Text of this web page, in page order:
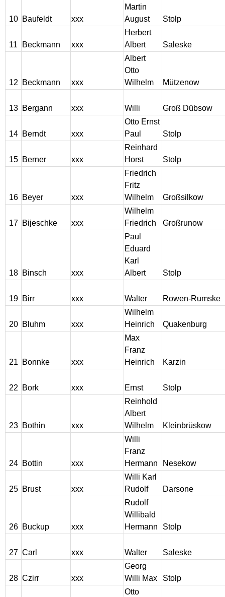
Standesamt I Berlin -
1939-1955 für Pommern
Elbinger Anzeigen
Altpreussische Zeitung
Hinterpommersche
Bauernlisten 17. Jh
Gedichte aus Pommern
Kontakt
10 Baufeldt xxx
Martin
August
Stolp
11 Beckmann xxx
Herbert
Albert
Saleske
12 Beckmann xxx
Albert
Otto
Wilhelm
Mützenow
13 Bergann xxx Willi Groß Dübsow
14 Berndt xxx
Otto Ernst
Paul
Stolp
15 Berner xxx
Reinhard
Horst
Stolp
16 Beyer xxx
Friedrich
Fritz
Wilhelm
Großsilkow
17 Bijeschke xxx
Wilhelm
Friedrich
Großrunow
18 Binsch xxx
Paul
Eduard
Karl
Albert
Stolp
19 Birr xxx Walter Rowen-Rumske
20 Bluhm xxx
Wilhelm
Heinrich
Quakenburg
21 Bonnke xxx
Max
Franz
Heinrich
Karzin
22 Bork xxx Ernst Stolp
23 Bothin xxx
Reinhold
Albert
Wilhelm
Kleinbrüskow
24 Bottin xxx
Willi
Franz
Hermann
Nesekow
25 Brust xxx
Willi Karl
Rudolf
Darsone
26 Buckup xxx
Rudolf
Willibald
Hermann
Stolp
27 Carl xxx Walter Saleske
28 Czirr xxx
Georg
Willi Max
Stolp
Otto